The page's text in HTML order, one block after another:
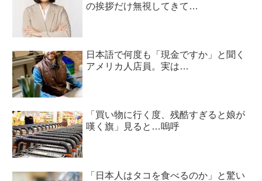
の挨拶だけ無視してきて…
日本語で何度も「現金ですか」と聞く
アメリカ人店員。実は…
「買い物に行く度、残酷すぎると娘が
嘆く旗」見ると…嗚呼
「日本人はタコを食べるのか」と驚い